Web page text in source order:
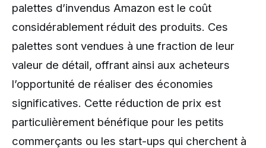
palettes d’invendus Amazon est le coût
considérablement réduit des produits. Ces
palettes sont vendues à une fraction de leur
valeur de détail, offrant ainsi aux acheteurs
l’opportunité de réaliser des économies
significatives. Cette réduction de prix est
particulièrement bénéfique pour les petits
commerçants ou les start-ups qui cherchent à